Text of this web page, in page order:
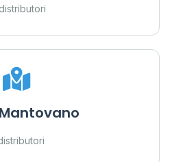
distributori